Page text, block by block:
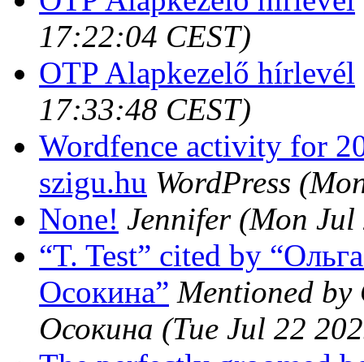
17:22:04 CEST)
OTP Alapkezelő hírlevél
17:33:48 CEST)
Wordfence activity for
szigu.hu WordPress
None! Jennifer (Mon Jul
“T. Test” cited by
Осокина” Mentioned by
Осокина (Tue Jul 22